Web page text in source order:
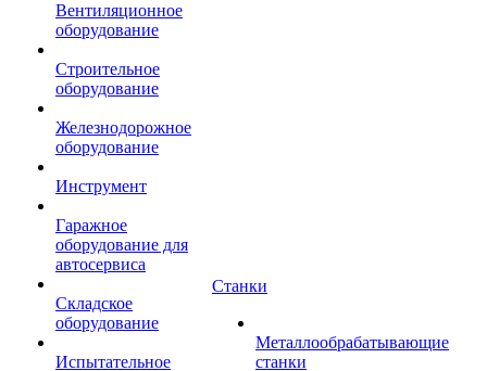
Вентиляционное
оборудование
Строительное
оборудование
Железнодорожное
оборудование
Инструмент
Гаражное
оборудование для
автосервиса
Складское
оборудование
Испытательное
Станки
Металлообрабатывающие
станки